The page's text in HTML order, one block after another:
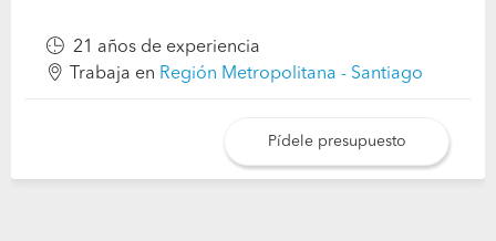
21 años de experiencia
Trabaja en Región Metropolitana - Santiago
Pídele presupuesto